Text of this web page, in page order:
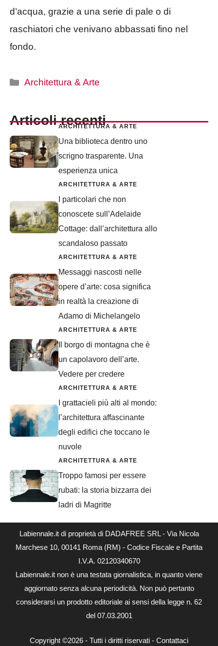
d’acqua, grazie a una serie di pale o di
raschiatori che venivano abbassati fino nel
fondo.
Categorie
Architettura & Arte
Articoli recenti
ARCHITETTURA & ARTE
Una biblioteca dentro uno
scrigno trasparente. Una
esperienza unica
ARCHITETTURA & ARTE
I particolari che non
conoscete sull’Adelaide
Cottage: dall’architettura allo
scandaloso passato
ARCHITETTURA & ARTE
Messaggi nascosti nelle
opere d’arte: cosa significa
in realtà la creazione di
Adamo di Michelangelo
ARCHITETTURA & ARTE
Il borgo di montagna che è
un capolavoro dell’arte.
Vedere per credere
ARCHITETTURA & ARTE
I grattacieli più alti al mondo:
l’architettura affascinante
degli edifici che toccano le
nuvole
ARCHITETTURA & ARTE
Troppo famosi per essere
rubati: la storia bizzarra dei
ladri di Magritte
Labiennale.it di proprietà di DADAFREE SRL - Via Nicola
Marchese 10, 00141 Roma (RM) - Codice Fiscale e Partita
I.V.A. 02120340670
Labiennale.it non è una testata giornalistica, in quanto viene
aggiornato senza alcuna periodicità. Non può pertanto
considerarsi un prodotto editoriale ai sensi della legge n. 62
del 07.03.2001
Copyright ©2026 - Tutti i diritti riservati - Contattaci